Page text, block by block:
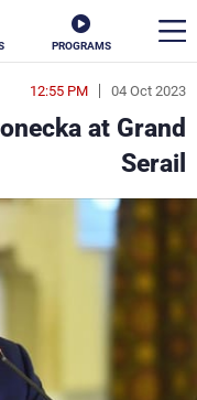
PROGRAMS
04 Oct 2023
12:55 PM
at Grand
Serail
en
الأخبار
سياسة
إقتصاد
منوعات
كأس العالم